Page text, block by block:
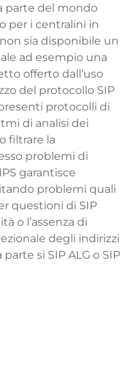
parte del mondo
per i centralini in
sia disponibile un
ad esempio una
offerto dall’uso
del protocollo SIP
protocolli di
di analisi dei
filtrare la
problemi di
garantisce
problemi quali
questioni di SIP
o l’assenza di
degli indirizzi
si SIP ALG o SIP